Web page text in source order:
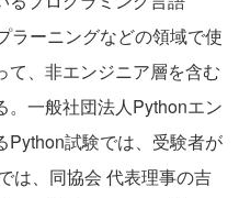
ラーニングなどの領域で使
て、非エンジニア層を含む
。一般社団法人Pythonエン
Python試験では、受験者が
は、同協会 代表理事の吉